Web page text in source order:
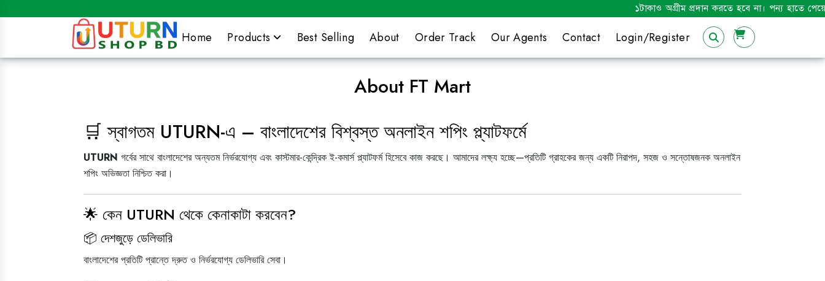
GROSSERY APPLIANCESTRENDING
LADIES
Cosmetics
HOME
&
KITCHEN
Decoration
Making
Item's
ISLAMIC
ITEMS
১টাকাও অগ্রীম প্রদান করতে হবে না। পন্য হাতে পেয়ে মূল্য
Home Products Best Selling About Order Track Our Agents Contact Login/Register
About FT Mart
🛒 স্বাগতম UTURN-এ – বাংলাদেশের বিশ্বস্ত অনলাইন শপিং প্ল্যাটফর্মে
UTURN গর্বের সাথে বাংলাদেশের অন্যতম নির্ভরযোগ্য এবং কাস্টমার-কেন্দ্রিক ই-কমার্স প্ল্যাটফর্ম হিসেবে কাজ করছে। আমাদের লক্ষ্য হচ্ছে—প্রতিটি গ্রাহকের জন্য একটি নিরাপদ, সহজ ও সন্তোষজনক অনলাইন
শপিং অভিজ্ঞতা নিশ্চিত করা।
🌟 কেন UTURN থেকে কেনাকাটা করবেন?
📦 দেশজুড়ে ডেলিভারি
বাংলাদেশের প্রতিটি প্রান্তে দ্রুত ও নির্ভরযোগ্য ডেলিভারি সেবা।